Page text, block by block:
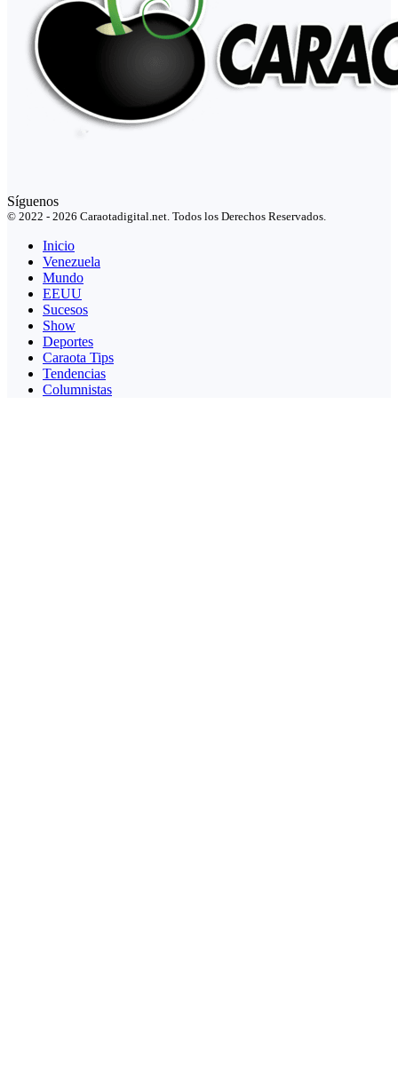
Síguenos
© 2022 - 2026 Caraotadigital.net. Todos los Derechos Reservados.
Inicio
Venezuela
Mundo
EEUU
Sucesos
Show
Deportes
Caraota Tips
Tendencias
Columnistas